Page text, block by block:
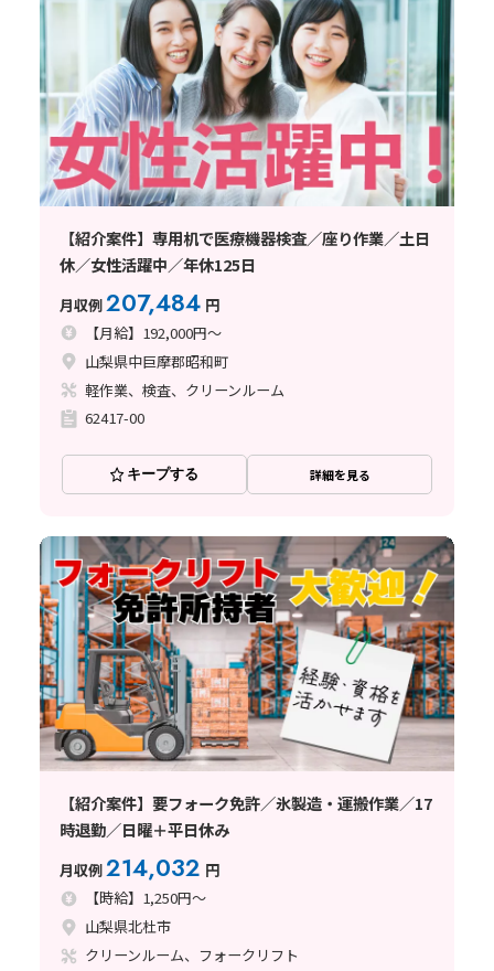
【紹介案件】専用机で医療機器検査／座り作業／土日
休／女性活躍中／年休125日
月収例207,484 円
【月給】192,000円～
山梨県中巨摩郡昭和町
軽作業、検査、クリーンルーム
62417-00
キープする 詳細を見る
【紹介案件】要フォーク免許／氷製造・運搬作業／17
時退勤／日曜＋平日休み
月収例214,032 円
【時給】1,250円～
山梨県北杜市
クリーンルーム、フォークリフト